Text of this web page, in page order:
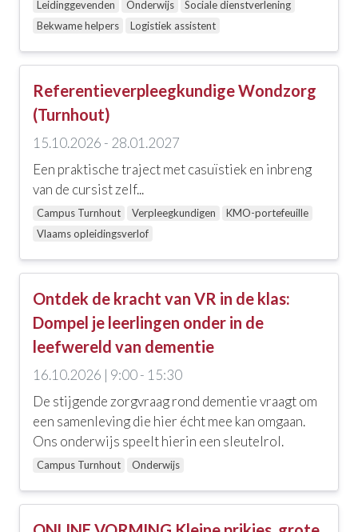
Leidinggevenden
Onderwijs
Sociale dienstverlening
Bekwame helpers
Logistiek assistent
Referentieverpleegkundige Wondzorg
(Turnhout)
15.10.2026 - 28.01.2027
Een praktische traject met casuïstiek en inbreng
van de cursist zelf...
Campus Turnhout Verpleegkundigen
KMO-portefeuille
Vlaams opleidingsverlof
Ontdek de kracht van VR in de klas:
Dompel je leerlingen onder in de
leefwereld van dementie
16.10.2026 | 9:00 - 15:30
De stijgende zorgvraag rond dementie vraagt om
een samenleving die hier écht mee kan omgaan.
Ons onderwijs speelt hierin een sleutelrol.
Campus Turnhout Onderwijs